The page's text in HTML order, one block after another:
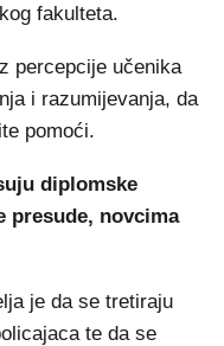
fakulteta.
percepcije učenika
i razumijevanja, da
pomoći.
diplomske
presude, novcima
je da se tretiraju
te da se